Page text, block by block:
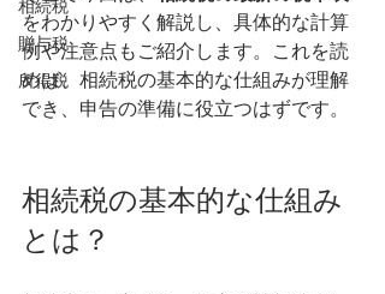
相続税
贈与税
所得税
をわかりやすく解説し、具体的な計算
例や注意点もご紹介します。これを読
めば、相続税の基本的な仕組みが理解
でき、申告の準備に役立つはずです。
相続税の基本的な仕組み
とは？